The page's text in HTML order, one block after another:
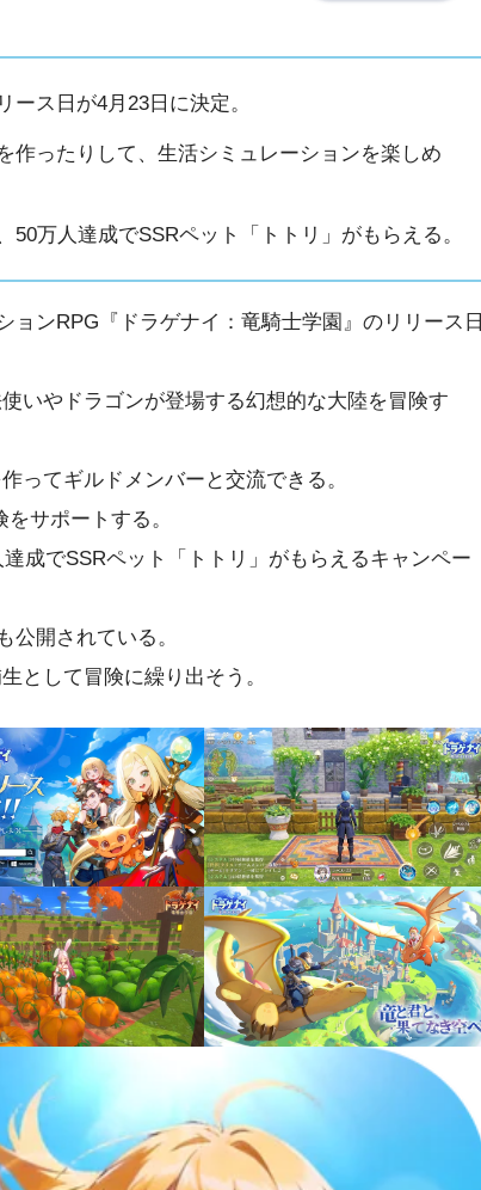
ース日が4月23日に決定。
作ったりして、生活シミュレーションを楽しめ
万人達成でSSRペット「トトリ」がもらえる。
ョンRPG『ドラゲナイ：竜騎士学園』のリリース日
いやドラゴンが登場する幻想的な大陸を冒険す
ってギルドメンバーと交流できる。
サポートする。
成でSSRペット「トトリ」がもらえるキャンペー
公開されている。
として冒険に繰り出そう。